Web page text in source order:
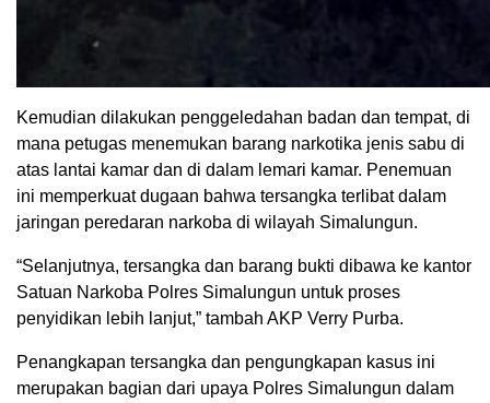
Kemudian dilakukan penggeledahan badan dan tempat, di
mana petugas menemukan barang narkotika jenis sabu di
atas lantai kamar dan di dalam lemari kamar. Penemuan
ini memperkuat dugaan bahwa tersangka terlibat dalam
jaringan peredaran narkoba di wilayah Simalungun.
“Selanjutnya, tersangka dan barang bukti dibawa ke kantor
Satuan Narkoba Polres Simalungun untuk proses
penyidikan lebih lanjut,” tambah AKP Verry Purba.
Penangkapan tersangka dan pengungkapan kasus ini
merupakan bagian dari upaya Polres Simalungun dalam